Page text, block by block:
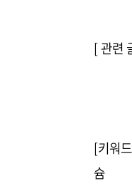
[ 관련
[키워
슘